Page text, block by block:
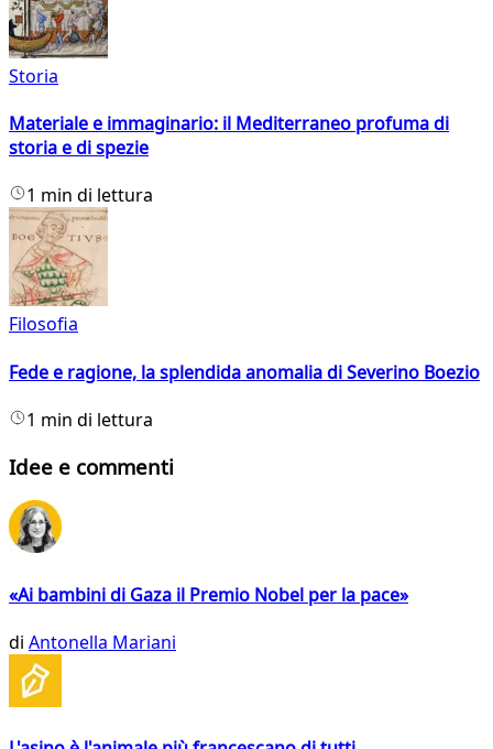
Storia
Materiale e immaginario: il Mediterraneo profuma di
storia e di spezie
1 min di lettura
Filosofia
Fede e ragione, la splendida anomalia di Severino Boezio
1 min di lettura
Idee e commenti
«Ai bambini di Gaza il Premio Nobel per la pace»
di Antonella Mariani